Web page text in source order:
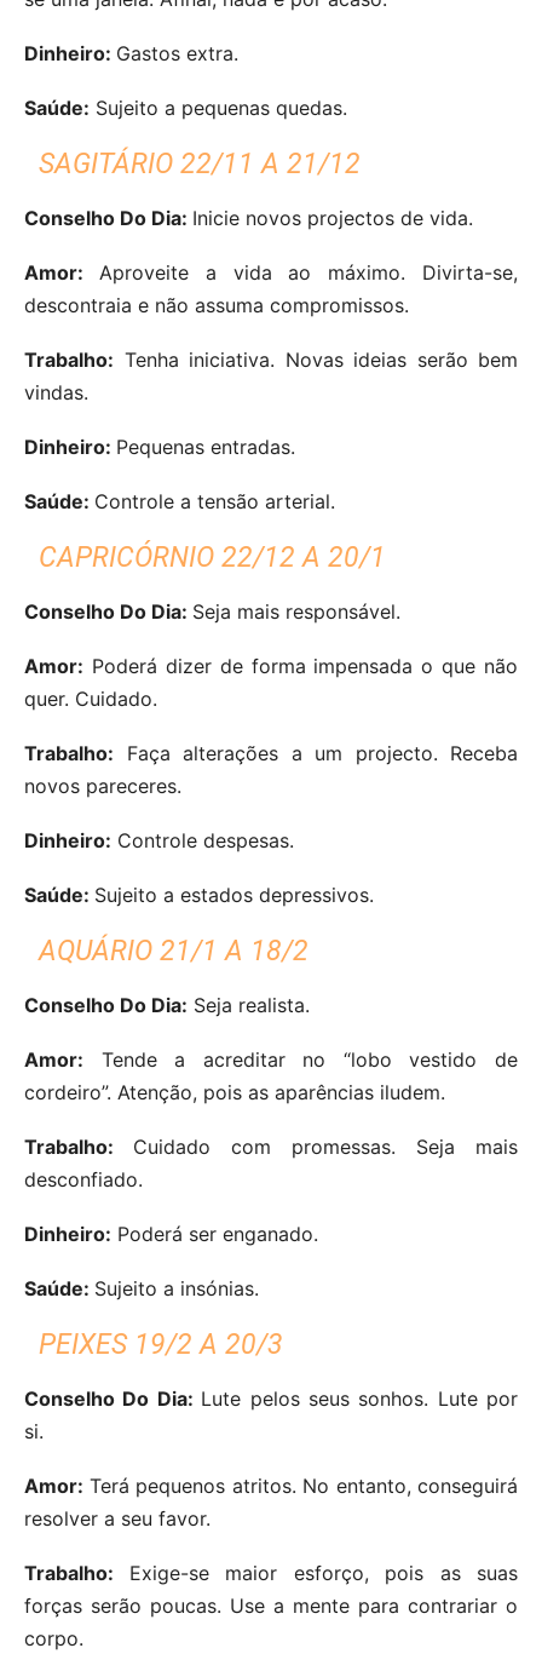
Dinheiro: Gastos extra.
Saúde: Sujeito a pequenas quedas.
SAGITÁRIO 22/11 A 21/12
Conselho Do Dia: Inicie novos projectos de vida.
Amor: Aproveite a vida ao máximo. Divirta-se,
descontraia e não assuma compromissos.
Trabalho: Tenha iniciativa. Novas ideias serão bem
vindas.
Dinheiro: Pequenas entradas.
Saúde: Controle a tensão arterial.
CAPRICÓRNIO 22/12 A 20/1
Conselho Do Dia: Seja mais responsável.
Amor: Poderá dizer de forma impensada o que não
quer. Cuidado.
Trabalho: Faça alterações a um projecto. Receba
novos pareceres.
Dinheiro: Controle despesas.
Saúde: Sujeito a estados depressivos.
AQUÁRIO 21/1 A 18/2
Conselho Do Dia: Seja realista.
Amor: Tende a acreditar no “lobo vestido de
cordeiro”. Atenção, pois as aparências iludem.
Trabalho: Cuidado com promessas. Seja mais
desconfiado.
Dinheiro: Poderá ser enganado.
Saúde: Sujeito a insónias.
PEIXES 19/2 A 20/3
Conselho Do Dia: Lute pelos seus sonhos. Lute por
si.
Amor: Terá pequenos atritos. No entanto, conseguirá
resolver a seu favor.
Trabalho: Exige-se maior esforço, pois as suas
forças serão poucas. Use a mente para contrariar o
corpo.